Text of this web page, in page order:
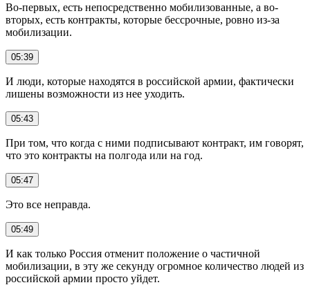
Во-первых, есть непосредственно мобилизованные, а во-
вторых, есть контракты, которые бессрочные, ровно из-за
мобилизации.
05:39
И люди, которые находятся в российской армии, фактически
лишены возможности из нее уходить.
05:43
При том, что когда с ними подписывают контракт, им говорят,
что это контракты на полгода или на год.
05:47
Это все неправда.
05:49
И как только Россия отменит положение о частичной
мобилизации, в эту же секунду огромное количество людей из
российской армии просто уйдет.